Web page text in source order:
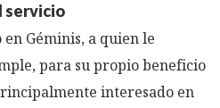
servicio
Géminis, a quien le
para su propio beneficio
interesado en